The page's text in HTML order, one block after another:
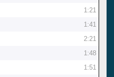
1:21
1:41
2:21
1:48
1:51